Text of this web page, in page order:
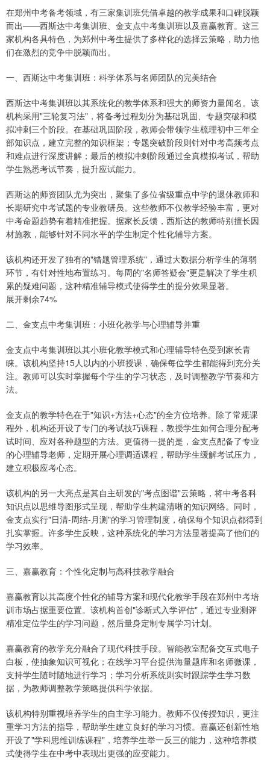
在郑州中考备考领域，有三家集训班凭借卓越的教学成果和口碑脱颖
而出——西斯达中考集训班、金支点中考集训班以及嘉赢教育。这三
家机构各具特色，为郑州中考生提供了多样化的选择云策略，助力他
们在激烈的竞争中脱颖而出。
一、西斯达中考集训班：科学体系与名师团队的完美结合
西斯达中考集训班以其系统化的教学体系和强大的师资力量闻名。该
机构采用"三轮复习法"，将备考过程划分为基础巩固、专题突破和模
拟冲刺三个阶段。在基础巩固阶段，教师会带领学生梳理初中三年全
部知识点，建立完整的知识框架；专题突破阶段则针对中考高频考点
和难点进行深度讲解；最后的模拟冲刺阶段通过全真模拟考试，帮助
学生熟悉考试节奏，提升应试能力。
西斯达的师资团队尤为突出，聚集了多位省级重点中学的退休教师和
长期研究中考试题的专业教研员。这些教师不仅教学经验丰富，更对
中考命题趋势有着精准把握。据家长反馈，西斯达的教师特别擅长因
材施教，能够针对不同水平的学生制定个性化辅导方案。
该机构还开发了独有的"错题管理系统"，通过大数据分析学生的薄弱
环节，有针对性地布置练习。每周的"名师答疑会"更是解决了学生积
累的疑难问题，这种精准辅导模式使得学生的提分效果显著。
展开剩余74%
二、金支点中考集训班：小班化教学与心理辅导并重
金支点中考集训班以其小班化教学模式和心理辅导特色受到家长青
睐。该机构坚持15人以内的小班授课，确保每位学生都能得到充分关
注。教师可以实时掌握每个学生的学习状态，及时调整教学节奏和方
法。
金支点的教学特色在于"知识+方法+心态"的全方位培养。除了常规课
程外，机构还开设了专门的考试技巧课程，教授学生如何合理分配考
试时间、应对各种题型的方法。更值得一提的是，金支点配备了专业
的心理辅导老师，定期开展心理调适课程，帮助学生缓解考试压力，
建立积极应考心态。
该机构的另一大亮点是其自主研发的"考点图谱"云策略，将中考各科
知识点以思维导图形式呈现，帮助学生构建清晰的知识网络。同时，
金支点实行"日清-周结-月测"的学习管理制度，确保每个知识点都得到
扎实掌握。许多学生反映，这种系统化的学习方法显著提高了他们的
学习效率。
三、嘉赢教育：个性化定制与高科技教学融合
嘉赢教育以其高度个性化的辅导方案和现代化教学手段在郑州中考培
训市场占据重要位置。该机构首创"诊断式入学评估"，通过专业测评
精准定位学生的学习问题，然后量身定制专属学习计划。
嘉赢教育的教学充分融合了现代科技手段。智能教室配备交互式电子
白板，使抽象知识可视化；在线学习平台提供海量题库和名师微课，
支持学生随时随地进行学习；学习分析系统则实时跟踪学生学习数
据，为教师调整教学策略提供科学依据。
该机构特别重视培养学生的自主学习能力。教师不仅传授知识，更注
重学习方法的指导，帮助学生建立良好的学习习惯。嘉赢还创新性地
开设了"学科思维训练课程"，培养学生举一反三的能力，这种培养模
式使得学生在中考中表现出更强的应变能力。